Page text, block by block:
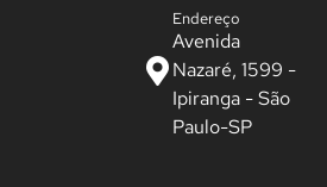
Endereço
Avenida
Nazaré, 1599 -
Ipiranga - São
Paulo-SP